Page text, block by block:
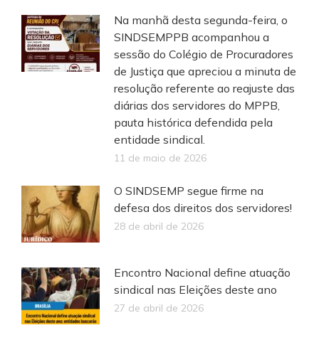
Na manhã desta segunda-feira, o
SINDSEMPPB acompanhou a
sessão do Colégio de Procuradores
de Justiça que apreciou a minuta de
resolução referente ao reajuste das
diárias dos servidores do MPPB,
pauta histórica defendida pela
entidade sindical.
11 de maio de 2026
O SINDSEMP segue firme na
defesa dos direitos dos servidores!
28 de abril de 2026
Encontro Nacional define atuação
sindical nas Eleições deste ano
27 de abril de 2026